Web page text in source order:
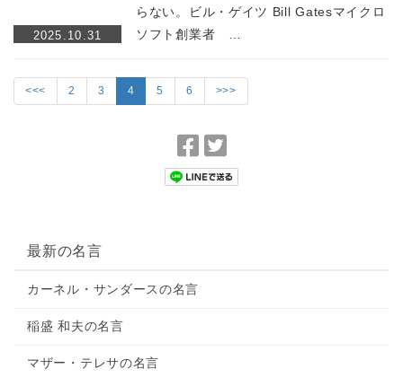
2025.10.31
らない。ビル・ゲイツ Bill Gatesマイクロ
ソフト創業者 …
<<< 2 3 4 5 6 >>>
a
c
w
i
最新の名言
カーネル・サンダースの名言
稲盛 和夫の名言
マザー・テレサの名言